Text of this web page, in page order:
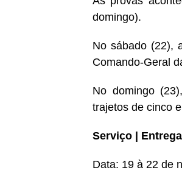
domingo).
No sábado (22),
Comando-Geral
No domingo
trajetos de cinco
Serviço |
Data: 19 à 22 de